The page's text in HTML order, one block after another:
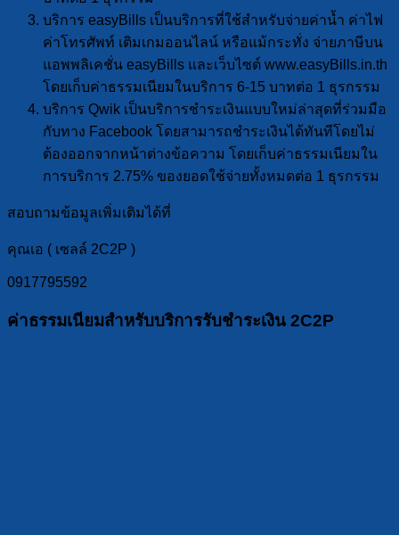
บริการ easyBills เป็นบริการที่ใช้สำหรับจ่ายค่าน้ำ ค่าไฟ
ค่าโทรศัพท์ เติมเกมออนไลน์ หรือแม้กระทั่ง จ่ายภาษีบน
แอพพลิเคชั่น easyBills และเว็บไซต์ www.easyBills.in.th
โดยเก็บค่าธรรมเนียมในบริการ 6-15 บาทต่อ 1 ธุรกรรม
บริการ Qwik เป็นบริการชำระเงินแบบใหม่ล่าสุดที่ร่วมมือ
กับทาง Facebook โดยสามารถชำระเงินได้ทันทีโดยไม่
ต้องออกจากหน้าต่างข้อความ โดยเก็บค่าธรรมเนียมใน
การบริการ 2.75% ของยอดใช้จ่ายทั้งหมดต่อ 1 ธุรกรรม
สอบถามข้อมูลเพิ่มเติมได้ที่
คุณเอ ( เซลล์ 2C2P )
0917795592
ค่าธรรมเนียมสำหรับบริการรับชำระเงิน 2C2P